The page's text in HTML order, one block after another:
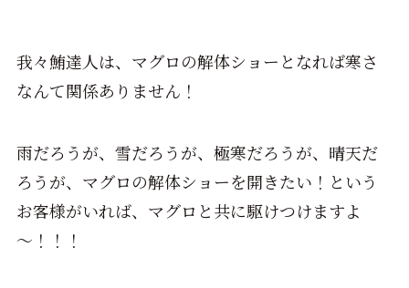
我々鮪達人は、マグロの解体ショーとなれば寒さ
なんて関係ありません！
雨だろうが、雪だろうが、極寒だろうが、晴天だ
ろうが、マグロの解体ショーを開きたい！という
お客様がいれば、マグロと共に駆けつけますよ
～！！！